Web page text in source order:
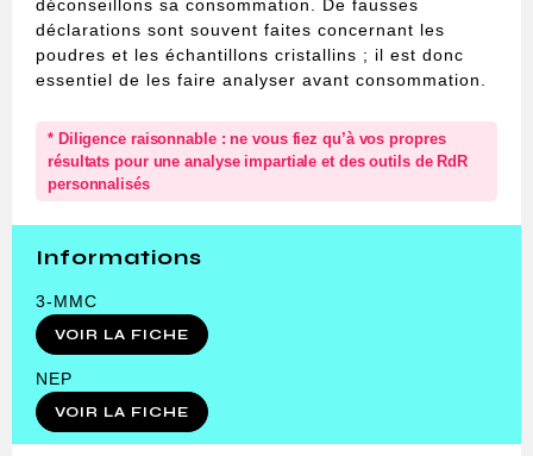
déconseillons sa consommation. De fausses
déclarations sont souvent faites concernant les
poudres et les échantillons cristallins ; il est donc
essentiel de les faire analyser avant consommation.
* Diligence raisonnable : ne vous fiez qu’à vos propres
résultats pour une analyse impartiale et des outils de RdR
personnalisés
Informations
3-MMC
VOIR LA FICHE
NEP
VOIR LA FICHE